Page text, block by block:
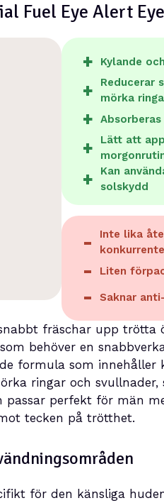
Fuel Eye Alert
Kylande
Reducerar
mörka
Lätt att
Kan
solskydd
Inte lika
Liten
Saknar
fräschar upp trötta
behöver en
formula som innehåller
ringar och svullnader,
passar perfekt för män
tecken på trötthet.
för den känsliga